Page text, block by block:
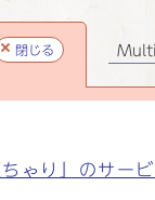
閉じる
ゃり」のサー